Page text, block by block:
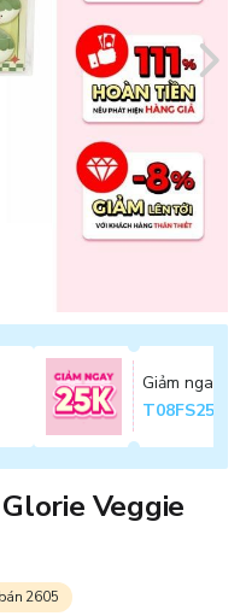
Giảm ngay
T08FS25K
Veggie
2605